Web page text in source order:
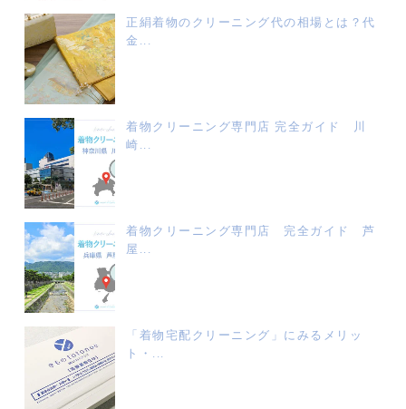
正絹着物のクリーニング代の相場とは？代
金...
着物クリーニング専門店 完全ガイド 川
崎...
着物クリーニング専門店 完全ガイド 芦
屋...
「着物宅配クリーニング」にみるメリッ
ト・...